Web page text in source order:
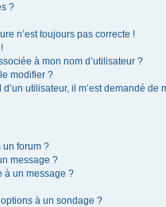
?
n’est toujours pas correcte !
à mon nom d’utilisateur ?
modifier ?
utilisateur, il m’est demandé de
un forum ?
message ?
à un message ?
à un sondage ?